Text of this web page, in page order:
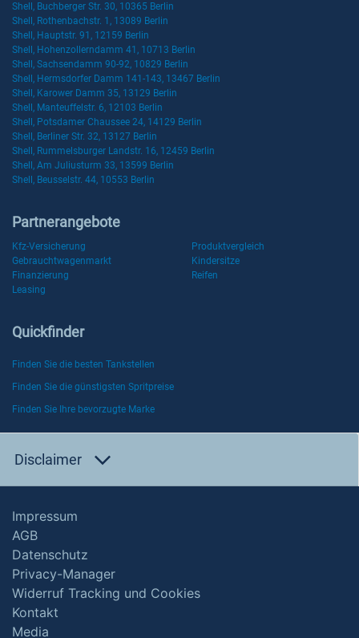
Shell, Buchberger Str. 30, 10365 Berlin
Shell, Rothenbachstr. 1, 13089 Berlin
Shell, Hauptstr. 91, 12159 Berlin
Shell, Hohenzollerndamm 41, 10713 Berlin
Shell, Sachsendamm 90-92, 10829 Berlin
Shell, Hermsdorfer Damm 141-143, 13467 Berlin
Shell, Karower Damm 35, 13129 Berlin
Shell, Manteuffelstr. 6, 12103 Berlin
Shell, Potsdamer Chaussee 24, 14129 Berlin
Shell, Berliner Str. 32, 13127 Berlin
Shell, Rummelsburger Landstr. 16, 12459 Berlin
Shell, Am Juliusturm 33, 13599 Berlin
Shell, Beusselstr. 44, 10553 Berlin
Partnerangebote
Kfz-Versicherung
Produktvergleich
Gebrauchtwagenmarkt
Kindersitze
Finanzierung
Reifen
Leasing
Quickfinder
Finden Sie die besten Tankstellen
Finden Sie die günstigsten Spritpreise
Finden Sie Ihre bevorzugte Marke
Disclaimer
Impressum
AGB
Datenschutz
Privacy-Manager
Widerruf Tracking und Cookies
Kontakt
Media